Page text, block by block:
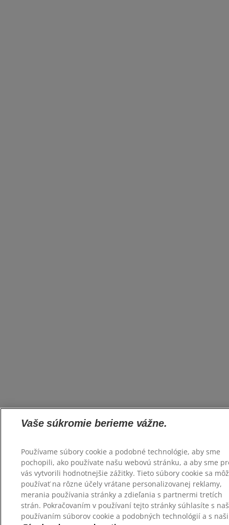
Vaše súkromie berieme vážne.
Používame súbory cookie a podobné technológie, aby sme
pochopili, ako používate našu webovú stránku, a aby sme
vás vytvorili hodnotnejšie zážitky. Tieto súbory cookie sa
používať na rôzne účely vrátane personalizovanej reklamy,
merania používania stránky a zdieľania s partnermi tretích
strán. Pokračovaním v používaní tejto stránky súhlasíte s
používaním súborov cookie a podobných technológií a s